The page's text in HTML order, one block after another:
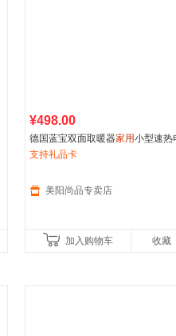
¥498.00
德国蓝宝双面取暖器家用小型速热
暖气节能卧室石墨烯摇头小企鹅
支持礼品卡
美阳尚品专卖店
加入购物车 收藏